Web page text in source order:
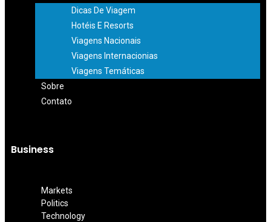
Dicas De Viagem
Hotéis E Resorts
Viagens Nacionais
Viagens Internacionias
Viagens Temáticas
Sobre
Contato
Business
Markets
Politics
Technology